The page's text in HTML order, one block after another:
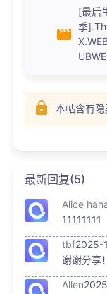
[最后
季
本帖含有
最新回复(5)
Alice
11111111
tbf2025-
谢谢分享！
Allen